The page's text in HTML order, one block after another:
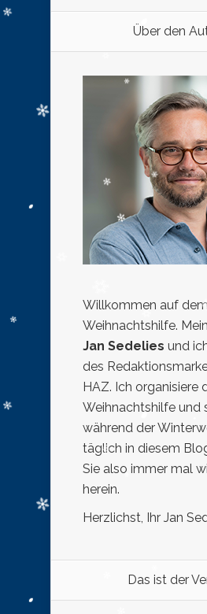
Über den
Willkommen auf
Weihnachtshilfe.
Jan Sedelies und
des
HAZ. Ich organisiere
Weihnachtshilfe und
während der
täglich in diesem
Sie also immer mal
herein.
Herzlichst, Ihr Jan
Das ist der